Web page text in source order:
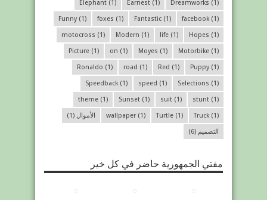
Dreamworks (1)
Earnest (1)
Elephant (1)
facebook (1)
Fantastic (1)
foxes (1)
Funny(1)
Hopes (1)
life (1)
Modern (1)
motocross (1)
Motorbike (1)
Moyes (1)
on (1)
Picture (1)
Puppy(1)
Red (1)
road (1)
Ronaldo (1)
Selections (1)
speed (1)
Speedback (1)
stunt (1)
suit (1)
Sunset (1)
theme (1)
Truck (1)
Turtle (1)
wallpaper (1) الأموال (1)
التصميم (6)
مفتي الجمهورية حاضر في كل خير